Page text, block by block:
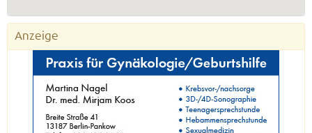
Anzeige